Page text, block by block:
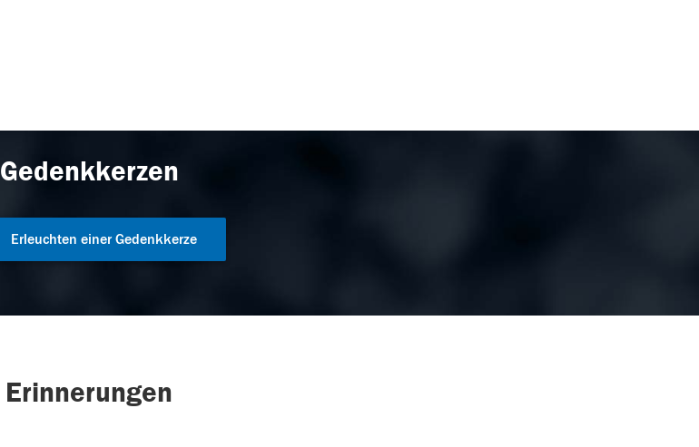
Gedenkkerzen
Erleuchten einer Gedenkkerze
Erinnerungen